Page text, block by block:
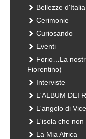
Bellezze d'Italia
Cerimonie
Curiosando
Eventi
Forio…La
Fiorentino)
Interviste
L'ALBUM DEI
L'angolo di
L'isola che
La Mia Africa